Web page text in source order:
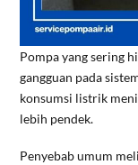
Pompa yang sering
gangguan pada
konsumsi listrik
lebih pendek.
Penyebab umum